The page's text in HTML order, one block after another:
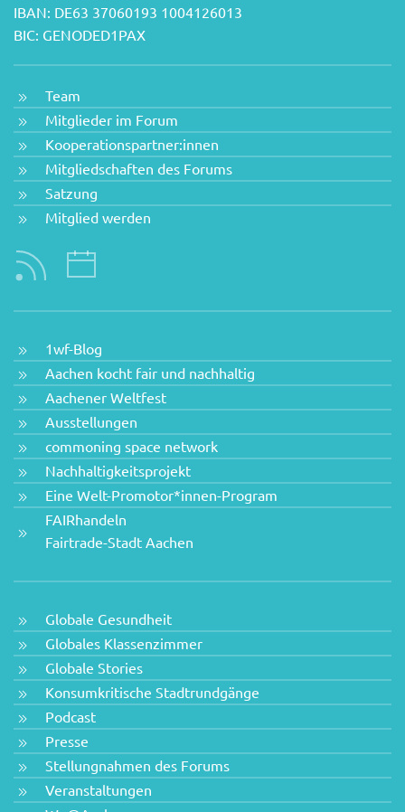
IBAN: DE63 37060193 1004126013
BIC: GENODED1PAX
Team
Mitglieder im Forum
Kooperationspartner:innen
Mitgliedschaften des Forums
Satzung
Mitglied werden
1wf-Blog
Aachen kocht fair und nachhaltig
Aachener Weltfest
Ausstellungen
commoning space network
Nachhaltigkeitsprojekt
Eine Welt-Promotor*innen-Program
FAIRhandeln
Fairtrade-Stadt Aachen
Globale Gesundheit
Globales Klassenzimmer
Globale Stories
Konsumkritische Stadtrundgänge
Podcast
Presse
Stellungnahmen des Forums
Veranstaltungen